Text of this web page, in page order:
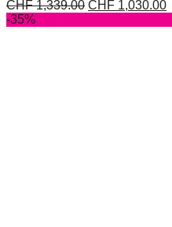
CHF1,339.00 CHF 1,030.00
-35%